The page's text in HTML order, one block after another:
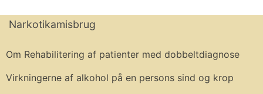
Narkotikamisbrug
Om Rehabilitering af patienter med dobbeltdiagnose
Virkningerne af alkohol på en persons sind og krop